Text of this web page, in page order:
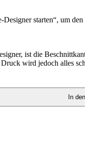
starten“, um
ist die
wird jedoch alles
In